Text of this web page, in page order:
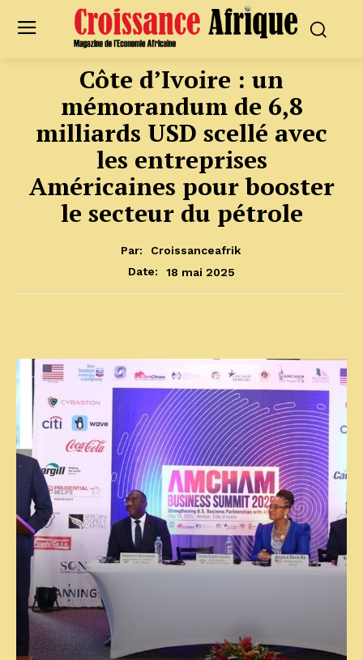
Côte d’Ivoire : un
mémorandum de 6,8
milliards USD scellé avec
les entreprises
Américaines pour booster
le secteur du pétrole
Par:
Croissanceafrik
Date:
18 mai 2025